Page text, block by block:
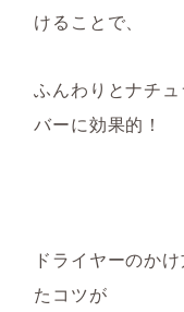
けることで、
ふんわりとナチ
バーに効果的！
ドライヤーのか
たコツが